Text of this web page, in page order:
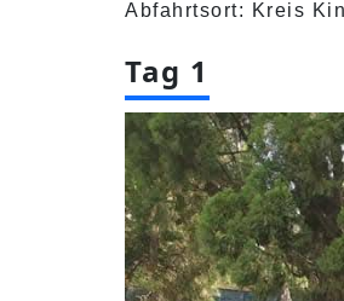
Abfahrtsort: Kreis
Tag 1